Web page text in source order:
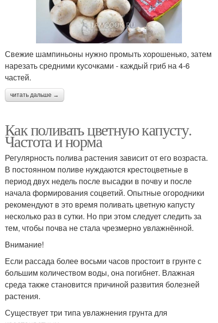
Свежие шампиньоны нужно промыть хорошенько, затем
нарезать средними кусочками - каждый гриб на 4-6
частей.
читать дальше →
Как поливать цветную капусту.
Частота и норма
Регулярность полива растения зависит от его возраста.
В постоянном поливе нуждаются крестоцветные в
период двух недель после высадки в почву и после
начала формирования соцветий. Опытные огородники
рекомендуют в это время поливать цветную капусту
несколько раз в сутки. Но при этом следует следить за
тем, чтобы почва не стала чрезмерно увлажнённой.
Внимание!
Если рассада более восьми часов простоит в грунте с
большим количеством воды, она погибнет. Влажная
среда также становится причиной развития болезней
растения.
Существует три типа увлажнения грунта для